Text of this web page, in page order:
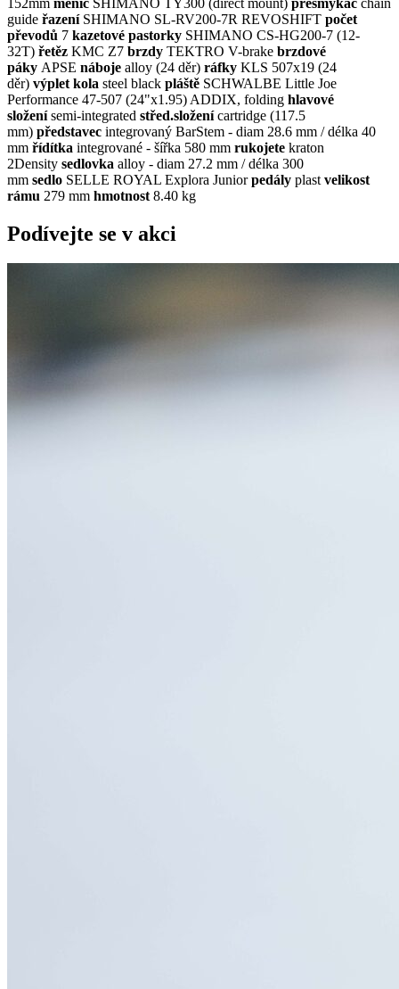
guide řazeníSHIMANO SL-RV200-7R REVOSHIFT počet
převodů 7 kazetové pastorky SHIMANO CS-HG200-7 (12-
32T) řetěz KMC Z7 brzdy TEKTRO V-brake brzdové
páky APSE náboje alloy (24 děr) ráfky KLS 507x19 (24
děr) výplet kola steel black pláště SCHWALBE Little Joe
Performance 47-507 (24"x1.95) ADDIX, folding hlavové
složenísemi-integrated střed.složenícartridge (117.5
mm) představec integrovaný BarStem - diam 28.6 mm / délka 40
mm řídítka integrované - šířka 580 mm rukojete kraton
2Density sedlovka alloy - diam 27.2 mm / délka 300
mm sedlo SELLE ROYAL Explora Juniorpedály plast velikost
rámu 279 mm hmotnost 8.40 kg
Podívejte se v akci